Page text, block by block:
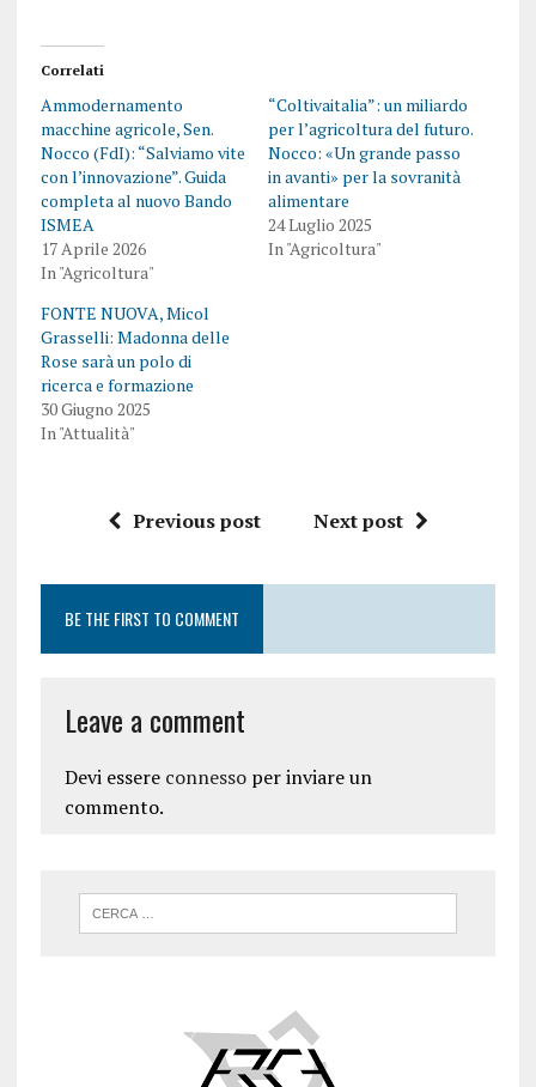
Correlati
Ammodernamento
macchine agricole, Sen.
Nocco (FdI): “Salviamo vite
con l’innovazione”. Guida
completa al nuovo Bando
ISMEA
17 Aprile 2026
In "Agricoltura"
“Coltivaitalia”: un miliardo
per l’agricoltura del futuro.
Nocco: «Un grande passo
in avanti» per la sovranità
alimentare
24 Luglio 2025
In "Agricoltura"
FONTE NUOVA, Micol
Grasselli: Madonna delle
Rose sarà un polo di
ricerca e formazione
30 Giugno 2025
In "Attualità"
Previous post Next post
BE THE FIRST TO COMMENT
Leave a comment
Devi essere connessoper inviare un
commento.